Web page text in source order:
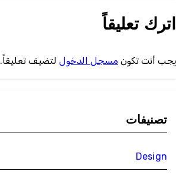
اترك تعليقاً
يجب أنت تكون مسجل الدخوللتضيف تعليقاً.
تصنيفات
Design